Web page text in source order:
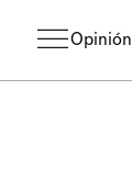
Opinión